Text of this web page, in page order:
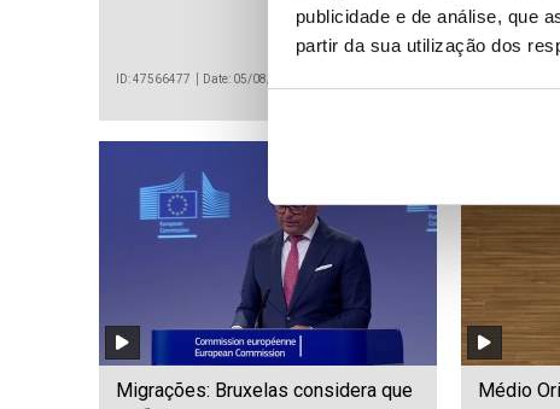
publicidade e de análise, que
partir da sua utilização dos
ID: 47566477 Date: 05/08/2026 09:13
Migrações: Bruxelas considera que
Médio